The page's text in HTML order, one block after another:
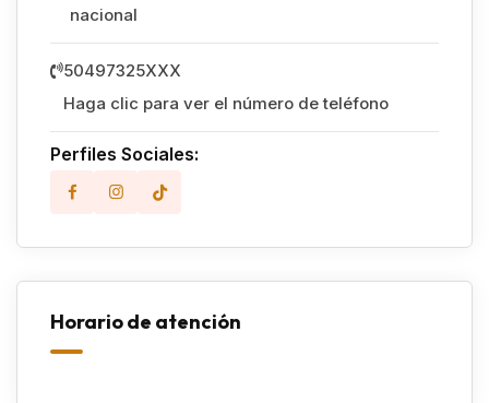
nacional
50497325XXX
Haga clic para ver el número de teléfono
Perfiles Sociales:
Horario de atención